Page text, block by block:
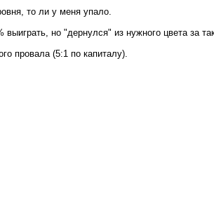
то ли у меня упало.
но "дернулся" из нужного цвета за
провала (5:1 по капиталу).